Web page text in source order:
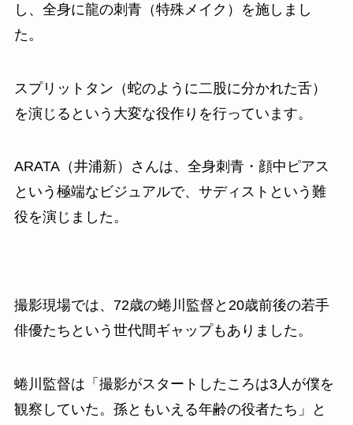
し、全身に龍の刺青（特殊メイク）を施しまし
た。
スプリットタン（蛇のように二股に分かれた舌）
を演じるという大変な役作りを行っています。
ARATA（井浦新）さんは、全身刺青・顔中ピアス
という極端なビジュアルで、サディストという難
役を演じました。
撮影現場では、72歳の蜷川監督と20歳前後の若手
俳優たちという世代間ギャップもありました。
蜷川監督は「撮影がスタートしたころは3人が僕を
観察していた。孫ともいえる年齢の役者たち」と